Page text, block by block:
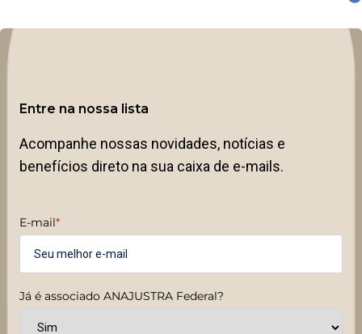
Entre na nossa lista
Acompanhe nossas novidades, notícias e
benefícios direto na sua caixa de e-mails.
E-mail*
Já é associado ANAJUSTRA Federal?